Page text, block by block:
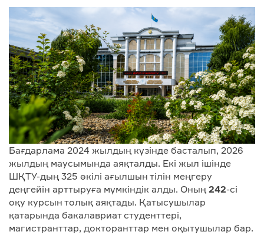
Бағдарлама 2024 жылдың күзінде басталып, 2026
жылдың маусымында аяқталды. Екі жыл ішінде
ШҚТУ-дың 325 өкілі ағылшын тілін меңгеру
деңгейін арттыруға мүмкіндік алды. Оның 242-сі
оқу курсын толық аяқтады. Қатысушылар
қатарында бакалавриат студенттері,
магистранттар, докторанттар мен оқытушылар бар.